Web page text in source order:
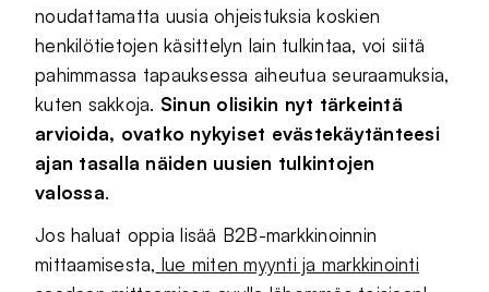
noudattamatta uusia ohjeistuksia koskien
henkilötietojen käsittelyn lain tulkintaa, voi siitä
pahimmassa tapauksessa aiheutua seuraamuksia,
kuten sakkoja. Sinun olisikin nyt tärkeintä
arvioida, ovatko nykyiset evästekäytänteesi
ajan tasalla näiden uusien tulkintojen
valossa.
Jos haluat oppia lisää B2B-markkinoinnin
mittaamisesta, lue miten myynti ja markkinointi